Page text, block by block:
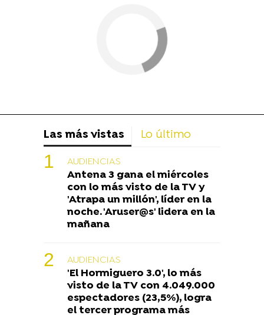
Las más vistas Lo último
AUDIENCIAS
Antena 3 gana el miércoles
con lo más visto de la TV y
'Atrapa un millón', líder en la
noche. 'Aruser@s' lidera en la
mañana
AUDIENCIAS
'El Hormiguero 3.0', lo más
visto de la TV con 4.049.000
espectadores (23,5%), logra
el tercer programa más